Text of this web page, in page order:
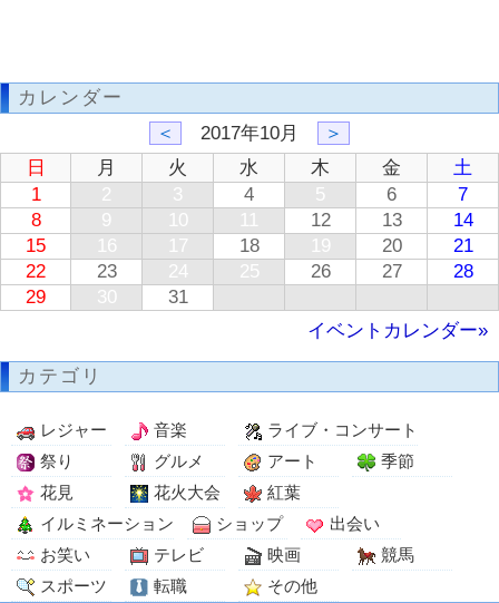
カレンダー
＜
2017年10月
＞
日
月 火 水 木 金
土
1
2 3 4 5 6
7
8
9 10 11 12 13
14
15
16 17 18 19 20
21
22
23 24 25 26 27
28
29
30
31
イベントカレンダー»
カテゴリ
レジャー 音楽
ライブ・コンサート
祭り
グルメ アート
季節
花見
花火大会
紅葉
イルミネーション
ショップ
出会い
お笑い
テレビ 映画
競馬
スポーツ
転職 その他